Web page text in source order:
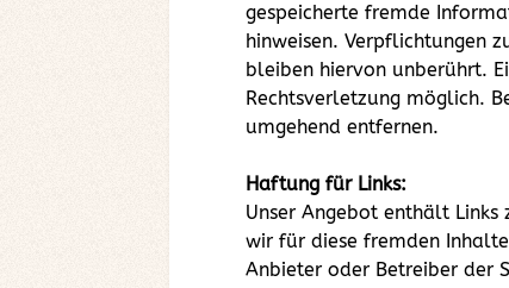
gespeicherte fremde
hinweisen. Verpflichtungen
bleiben hiervon unberührt.
Rechtsverletzung möglich.
umgehend entfernen.
Haftung für Links:
Unser Angebot enthält
wir für diese fremden
Anbieter oder Betreiber der